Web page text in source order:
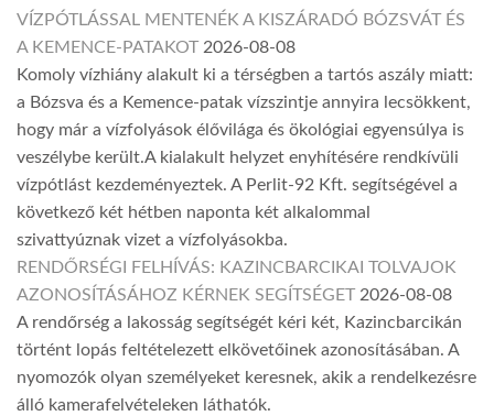
VÍZPÓTLÁSSAL MENTENÉK A KISZÁRADÓ BÓZSVÁT ÉS
A KEMENCE-PATAKOT 2026-08-08
Komoly vízhiány alakult ki a térségben a tartós aszály miatt:
a Bózsva és a Kemence-patak vízszintje annyira lecsökkent,
hogy már a vízfolyások élővilága és ökológiai egyensúlya is
veszélybe került.A kialakult helyzet enyhítésére rendkívüli
vízpótlást kezdeményeztek. A Perlit-92 Kft. segítségével a
következő két hétben naponta két alkalommal
szivattyúznak vizet a vízfolyásokba.
RENDŐRSÉGI FELHÍVÁS: KAZINCBARCIKAI TOLVAJOK
AZONOSÍTÁSÁHOZ KÉRNEK SEGÍTSÉGET 2026-08-08
A rendőrség a lakosság segítségét kéri két, Kazincbarcikán
történt lopás feltételezett elkövetőinek azonosításában. A
nyomozók olyan személyeket keresnek, akik a rendelkezésre
álló kamerafelvételeken láthatók.